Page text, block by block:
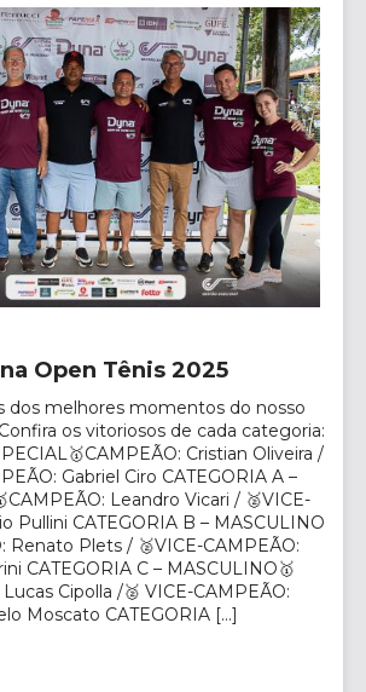
Open Tênis 2025
dos melhores momentos do nosso
os vitoriosos de cada categoria:
Cristian Oliveira /
Gabriel Ciro CATEGORIA A –
Leandro Vicari / 🥈VICE-
Pullini CATEGORIA B – MASCULINO
Renato Plets / 🥈VICE-CAMPEÃO:
CATEGORIA C – MASCULINO🥇
Cipolla /🥈 VICE-CAMPEÃO:
Moscato CATEGORIA […]